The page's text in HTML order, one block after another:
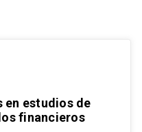
en estudios de
financieros